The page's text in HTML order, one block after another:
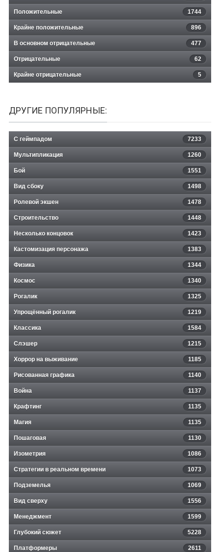
Положительные 1744
Крайне положительные 896
В основном отрицательные 477
Отрицательные 62
Крайне отрицательные 5
ДРУГИЕ ПОПУЛЯРНЫЕ:
С геймпадом 7233
Мультипликация 1260
Бой 1551
Вид сбоку 1498
Ролевой экшен 1478
Строительство 1448
Несколько концовок 1423
Кастомизация персонажа 1383
Физика 1344
Космос 1340
Рогалик 1325
Упрощённый рогалик 1219
Классика 1584
Слэшер 1215
Хоррор на выживание 1185
Рисованная графика 1140
Война 1137
Крафтинг 1135
Магия 1135
Пошаговая 1130
Изометрия 1086
Стратегии в реальном времени 1073
Подземелья 1069
Вид сверху 1556
Менеджмент 1599
Глубокий сюжет 5228
Платформеры 2611